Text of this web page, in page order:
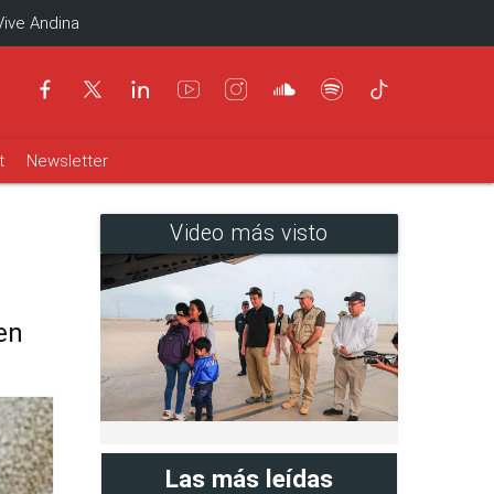
Andina
Newsletter
Video más visto
Las más leídas